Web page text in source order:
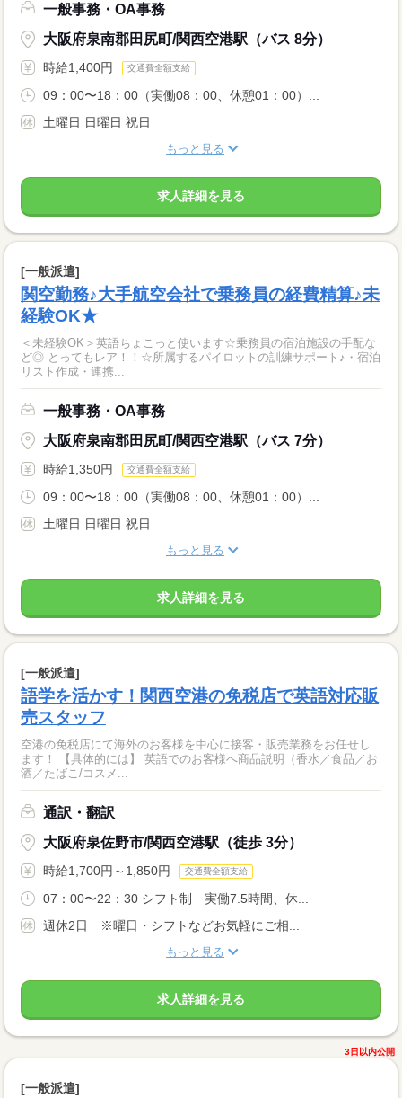
一般事務・OA事務
大阪府泉南郡田尻町/関西空港駅（バス 8分）
時給1,400円 交通費全額支給
09：00〜18：00（実働08：00、休憩01：00）...
土曜日 日曜日 祝日
もっと見る
求人詳細を見る
[一般派遣]
関空勤務♪大手航空会社で乗務員の経費精算♪未
経験OK★
＜未経験OK＞英語ちょこっと使います☆乗務員の宿泊施設の手配な
ど◎ とってもレア！！☆所属するパイロットの訓練サポート♪・宿泊
リスト作成・連携...
一般事務・OA事務
大阪府泉南郡田尻町/関西空港駅（バス 7分）
時給1,350円 交通費全額支給
09：00〜18：00（実働08：00、休憩01：00）...
土曜日 日曜日 祝日
もっと見る
求人詳細を見る
[一般派遣]
語学を活かす！関西空港の免税店で英語対応販
売スタッフ
空港の免税店にて海外のお客様を中心に接客・販売業務をお任せし
ます！ 【具体的には】 英語でのお客様へ商品説明（香水／食品／お
酒／たばこ/コスメ...
通訳・翻訳
大阪府泉佐野市/関西空港駅（徒歩 3分）
時給1,700円～1,850円 交通費全額支給
07：00〜22：30 シフト制 実働7.5時間、休...
週休2日 ※曜日・シフトなどお気軽にご相...
もっと見る
求人詳細を見る
3日以内公開
[一般派遣]